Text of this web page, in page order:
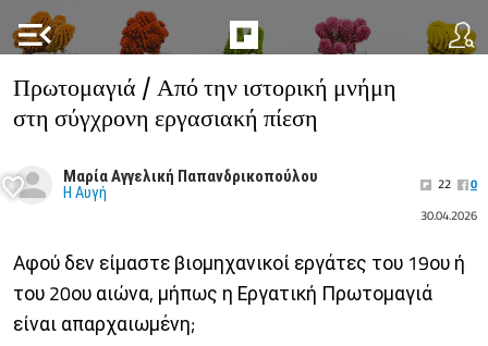
menu_open
Πρωτομαγιά / Από την ιστορική μνήμη
στη σύγχρονη εργασιακή πίεση
Μαρία Αγγελική Παπανδρικοπούλου
Η Αυγή 22
0
30.04.2026
Αφού δεν είμαστε βιομηχανικοί εργάτες του 19ου ή
του 20ου αιώνα, μήπως η Εργατική Πρωτομαγιά
είναι απαρχαιωμένη;